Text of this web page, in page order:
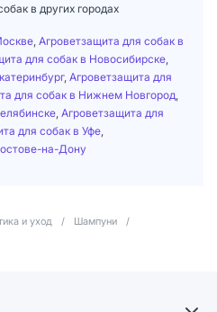
в других городах
Агроветзащита для собак в
для собак в Новосибирске
, Агроветзащита для
для собак в Нижнем Новгород
Агроветзащита для
для собак в Уфе
на-Дону
и уход / Шампуни
/